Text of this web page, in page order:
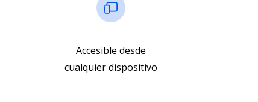
Accesible desde
cualquier dispositivo